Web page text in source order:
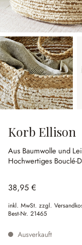
Korb Ellison
Aus Baumwolle und
Hochwertiges Bouclé-
38,95 €
inkl. MwSt. zzgl.
Best-Nr. 21465
Ausverkauft